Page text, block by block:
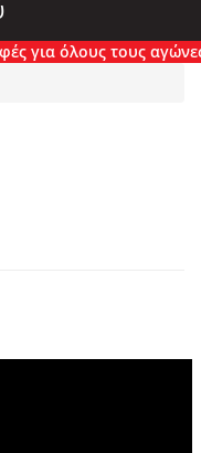
για όλους τους αγώνες